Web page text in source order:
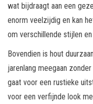
wat bijdraagt aan een
enorm veelzijdig en kan
om verschillende stijlen
Bovendien is hout
jarenlang meegaan
gaat voor een rustieke
voor een verfijnde look